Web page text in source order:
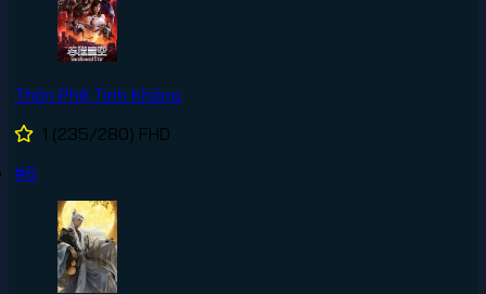
Thôn Phệ Tinh Không
1 (235/280) FHD
#6